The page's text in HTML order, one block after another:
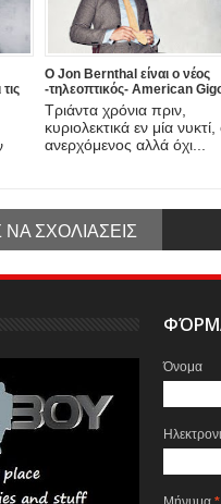
Ο Jon Bernthal είναι ο νέος
-τηλεοπτικός- American
Τριάντα χρόνια πριν,
κυριολεκτικά εν μία νυκτί,
ανερχόμενος αλλά όχι...
ΣΧΟΛΙΑΣΕΙΣ
Όνομα